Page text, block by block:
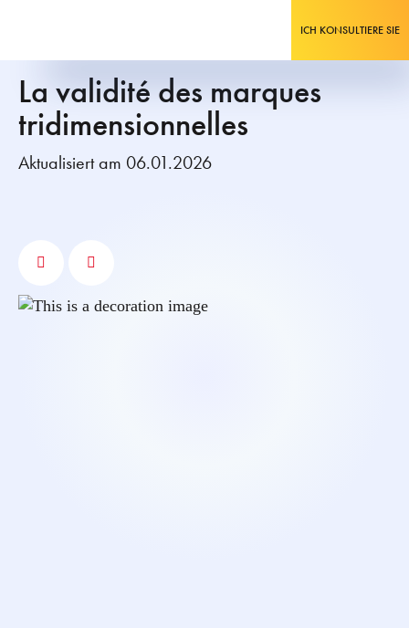
ICH KONSULTIERE SIE
La validité des marques
tridimensionnelles
Aktualisiert am 06.01.2026